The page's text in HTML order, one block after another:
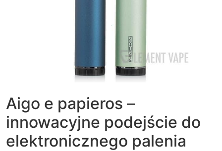
Aigo e papieros –
innowacyjne podejście do
elektronicznego palenia